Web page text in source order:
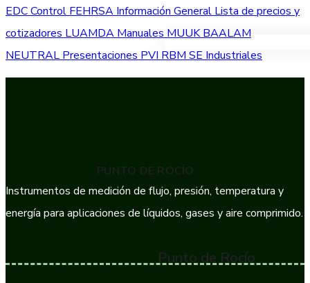
VER TODOS LOS
PUNTO DE ROCÍO
Punto de Rocío
EDC Control FEHRSA Información General Lista de precios y
cotizadores LUAMDA Manuales MUUK BAALAM
NEUTRAL Presentaciones PVI RBM SE Industriales
Instrumentos de medición de flujo, presión, temperatura y
energía para aplicaciones de líquidos, gases y aire comprimido.